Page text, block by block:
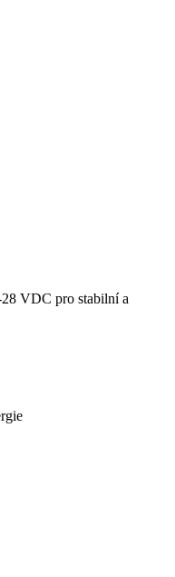
VDC pro stabilní a